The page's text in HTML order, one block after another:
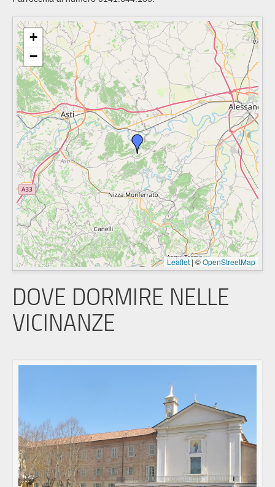
+
−
Leaflet|©OpenStreetMap
DOVE DORMIRE NELLE
VICINANZE